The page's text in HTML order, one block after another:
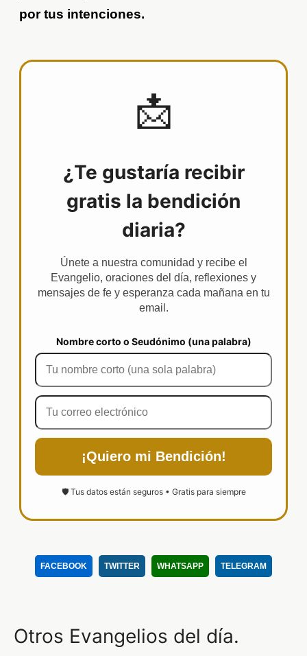
por tus intenciones.
📩
¿Te gustaría recibir
gratis la bendición
diaria?
Únete a nuestra comunidad y recibe el
Evangelio, oraciones del día, reflexiones y
mensajes de fe y esperanza cada mañana en tu
email.
Nombre corto o Seudónimo (una palabra)
¡Quiero mi Bendición!
🛡️ Tus datos están seguros • Gratis para siempre
FACEBOOK TWITTER WHATSAPP TELEGRAM
Otros Evangelios del día.